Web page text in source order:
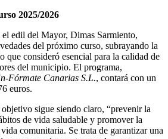
2025/2026
edil del Mayor, Dimas Sarmiento,
del próximo curso, subrayando la
que consideró esencial para la calidad de
del municipio. El programa,
Fórmate Canarias S.L., contará con un
euros.
sigue siendo claro, “prevenir la
de vida saludable y promover la
comunitaria. Se trata de garantizar una